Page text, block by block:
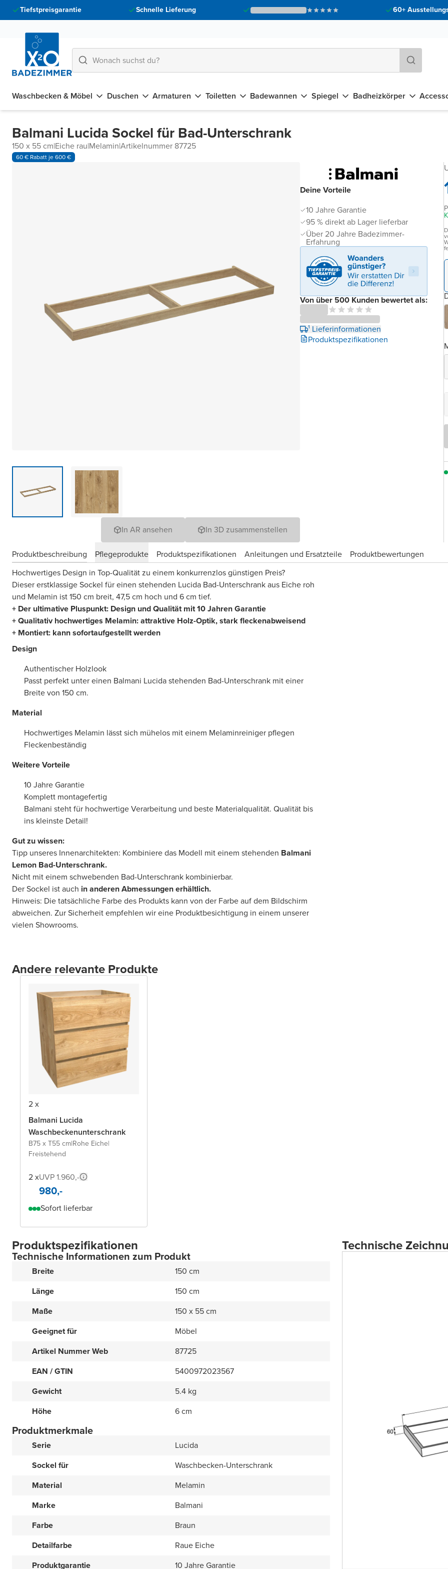
Tiefstpreisgarantie Schnelle Lieferung 60+
Waschbecken & Möbel Duschen Armaturen Toiletten Badewannen Spiegel Badheizkörper
Balmani Lucida Sockel für Bad-Unterschrank
150 x 55 cm|Eiche rau|Melamin|Artikelnummer 87725
60 € Rabatt je 600 €
In AR ansehen In 3D zusammenstellen
Deine Vorteile
10 Jahre Garantie
95 % direkt ab Lager lieferbar
Über 20 Jahre Badezimmer-
Erfahrung
Von über 500 Kunden bewertet als:
¹ Lieferinformationen
Produktspezifikationen
Produktbeschreibung Pflegeprodukte Produktspezifikationen Anleitungen und Ersatzteile
Produktbewertungen
Hochwertiges Design in Top-Qualität zu einem konkurrenzlos günstigen Preis?
Dieser erstklassige Sockel für einen stehenden Lucida Bad-Unterschrank aus Eiche roh
und Melamin ist 150 cm breit, 47,5 cm hoch und 6 cm tief.
+ Der ultimative Pluspunkt: Design und Qualität mit 10 Jahren Garantie
+ Qualitativ hochwertiges Melamin: attraktive Holz-Optik,stark fleckenabweisend
+ Montiert: kann sofortaufgestellt werden
Design
Authentischer Holzlook
Passt perfekt unter einen Balmani Lucida stehenden Bad-Unterschrank mit einer
Breite von 150 cm.
Material
Hochwertiges Melamin lässt sich mühelos mit einem Melaminreiniger pflegen
Fleckenbeständig
Weitere Vorteile
10 Jahre Garantie
Komplett montagefertig
Balmani steht für hochwertige Verarbeitung und beste Materialqualität. Qualität bis
ins kleinste Detail!
Gut zu wissen:
Tipp unseres Innenarchitekten: Kombiniere das Modell mit einem stehenden Balmani
Lemon Bad-Unterschrank.
Nicht mit einem schwebenden Bad-Unterschrank kombinierbar.
Der Sockel ist auch in anderen Abmessungen erhältlich.
Hinweis: Die tatsächliche Farbe des Produkts kann von der Farbe auf dem Bildschirm
abweichen. Zur Sicherheit empfehlen wir eine Produktbesichtigung in einem unserer
vielen Showrooms.
Andere relevante Produkte
2 x
Balmani Lucida
Waschbeckenunterschrank
B75 x T55 cm|Rohe Eiche|
Freistehend
2 xUVP 1.960,-
980,-
Sofort lieferbar
Produktspezifikationen
Technische Informationen zum Produkt
Breite
150 cm
Länge
150 cm
Maße
150 x 55 cm
Geeignet für
Möbel
Artikel Nummer Web
87725
EAN / GTIN
5400972023567
Gewicht
5.4 kg
Höhe
6 cm
Produktmerkmale
Serie
Lucida
Sockel für
Waschbecken-Unterschrank
Material
Melamin
Marke
Balmani
Farbe
Braun
Detailfarbe
Raue Eiche
Produktgarantie
10 Jahre Garantie
Technische